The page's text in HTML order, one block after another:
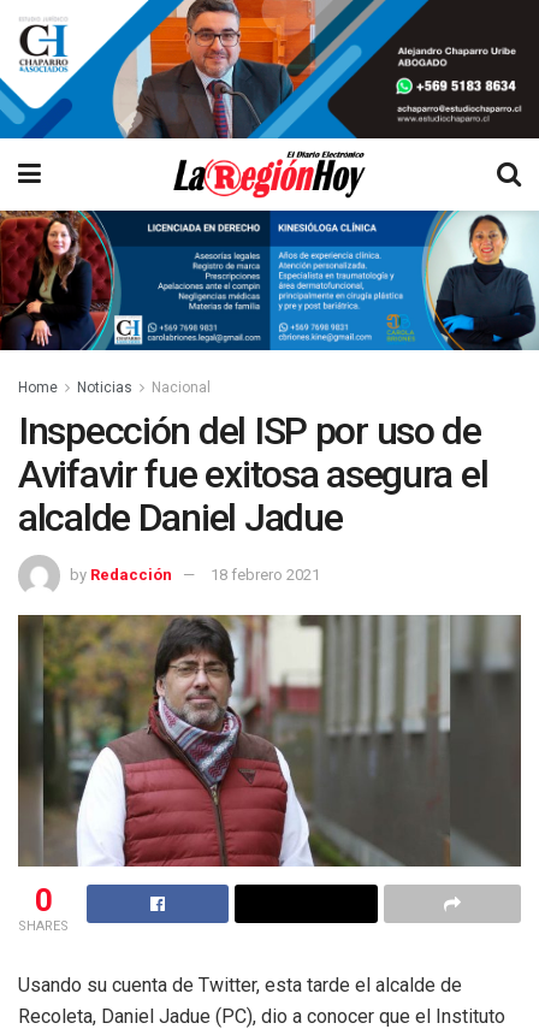
Home Noticias Nacional
Inspección del ISP por uso de
Avifavir fue exitosa asegura el
alcalde Daniel Jadue
by Redacción 18 febrero 2021
0
SHARES
Usando su cuenta de Twitter, esta tarde el alcalde de
Recoleta, Daniel Jadue (PC), dio a conocer que el Instituto